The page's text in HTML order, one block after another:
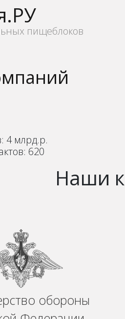
пищеблоков
4 млрд.р.
620
Наши
обороны